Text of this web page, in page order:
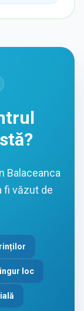
Balaceanca
fi văzut de
loc